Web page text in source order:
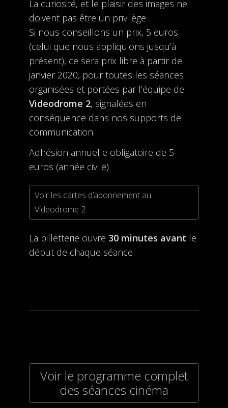
La curiosité, et le plaisir des images ne
doivent pas être un privilège.
Si nous conseillons un prix, 5 euros
(celui que nous appliquions jusqu’à
présent), ce sera prix libre à partir de
janvier 2020, pour toutes les séances
organisées et portées par l’équipe de
Videodrome 2, signalées en
conséquence dans nos supports de
communication.
Adhésion annuelle obligatoire de 5
euros (année civile)
Voir les cartes d’abonnement au
Videodrome 2
La billetterie ouvre 30 minutes avant le
début de chaque séance
Voir le programme complet
des séances cinéma